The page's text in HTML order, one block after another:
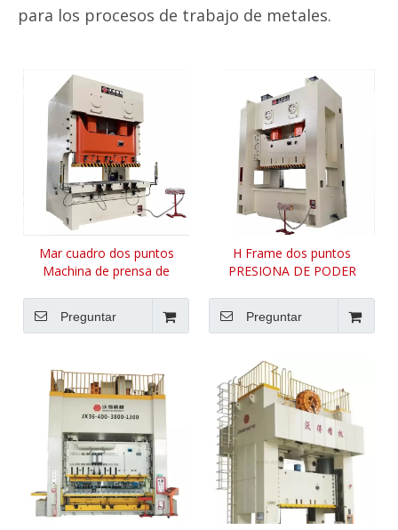
para los procesos de trabajo de metales.
Mar cuadro dos puntos
Machina de prensa de
Preguntar
H Frame dos puntos
PRESIONA DE PODER
Preguntar